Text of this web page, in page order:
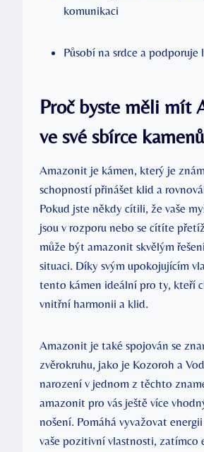
komunikaci
Působí na srdce a podporuje
Proč byste měli mít
ve své sbírce kamenů
Amazonit je kámen, který je
schopností přinášet klid a
Pokud jste někdy cítili, že vaše
jsou v rozporu nebo se cítíte
může být amazonit skvělým
situaci. Díky svým upokojujícím
tento kámen ideální pro ty, kteří
vnitřní harmonii a klid.
Amazonit je také spojován se
zvěrokruhu, jako je Kozoroh a
narození v jednom z těchto
amazonit pro vás ještě více
nošení. Pomáhá vyvažovat
vaše pozitivní vlastnosti, zatímco